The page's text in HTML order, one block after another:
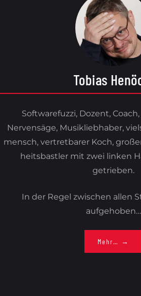
Tobias
Software­fuzzi, Dozent,
Nervensäge, Musik­liebhaber,
mensch, vertret­barer Koch,
heits­bastler mit zwei linken
getrieben.
In der Regel zwischen allen
aufgehoben…
Mehr… →